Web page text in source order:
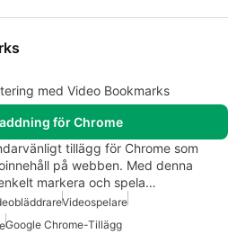
med Video Bookmarks
för Chrome
tillägg för Chrome som
på webben. Med denna
markera och spela…
Videospelare
Google Chrome-Tillägg